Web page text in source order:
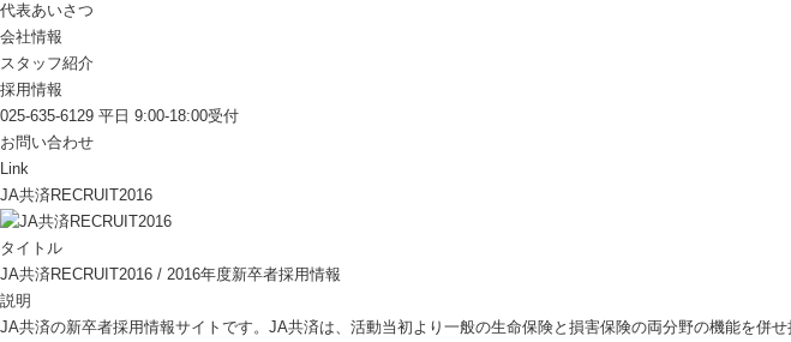
代表あいさつ
会社情報
スタッフ紹介
採用情報
025-635-6129 平日 9:00-18:00受付
お問い合わせ
Link
JA共済RECRUIT2016
タイトル
JA共済RECRUIT2016 / 2016年度新卒者採用情報
説明
JA共済の新卒者採用情報サイトです。JA共済は、活動当初より一般の生命保険と損害保険の両分野の機能を